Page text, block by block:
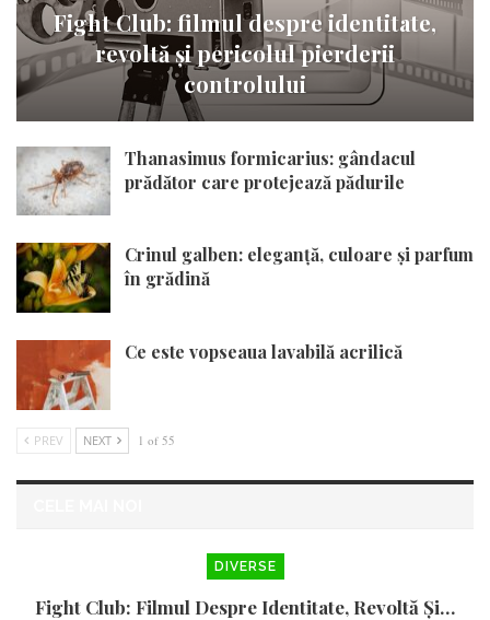
Fight Club: filmul despre identitate,
revoltă și pericolul pierderii
controlului
Thanasimus formicarius: gândacul
prădător care protejează pădurile
Crinul galben: eleganță, culoare și parfum
în grădină
Ce este vopseaua lavabilă acrilică
PREV NEXT 1 of 55
DIVERSE
Fight Club: Filmul Despre Identitate, Revoltă Și…